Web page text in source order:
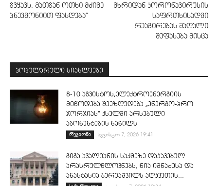
გვყავს, მათგან ოთხი მძიმე
პნევმონიით ფასდება”
მხრიდან კორონავირუსის
საფრთხისადმი
რეაგირებას მაღალი
შეფასება მისცა
პოპულარული სიახლეები
8-10 აგვისტოს,ელექტროენერგიის
მიწოდება შეეზღუდება „ენერგო-პრო
ჯორჯიას“ ქსელში არსებული
აბონენტების ნაწილს
რეგიონი აგვისტო 7, 2026 19:41
გიგა ავალიანის საქმეზე დაკავებულ
არასრულწლოვნებს, ნია იმნაძესა და
ანასტასია ბერუაშვილს აღკვეთის...